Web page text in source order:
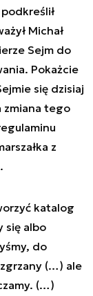
Michał
Sejm do
Pokażcie
się dzisiaj
zmiana tego
z
katalog
się albo
do
(…) ale
(…)